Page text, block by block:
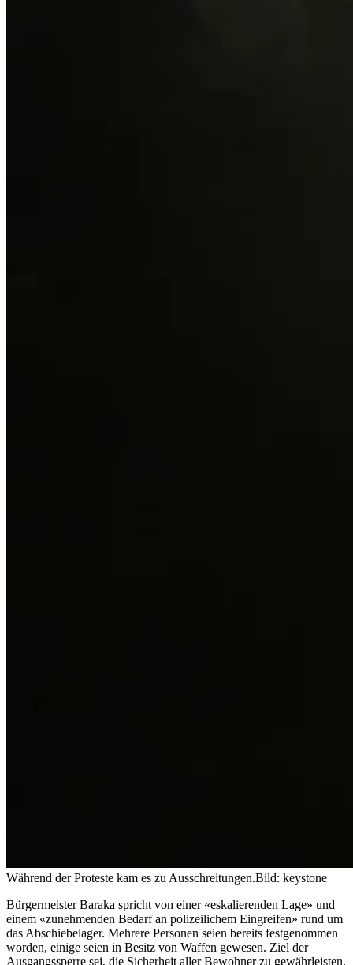
Während der Proteste kam es zu Ausschreitungen.Bild: keystone
Bürgermeister Baraka spricht von einer «eskalierenden Lage» und
einem «zunehmenden Bedarf an polizeilichem Eingreifen» rund um
das Abschiebelager. Mehrere Personen seien bereits festgenommen
worden, einige seien in Besitz von Waffen gewesen. Ziel der
Ausgangssperre sei, die Sicherheit aller Bewohner zu gewährleisten.